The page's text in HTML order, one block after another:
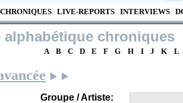
CHRONIQUES LIVE-REPORTS INTERVIEWS
alphabétique chroniques
A B C D E F G H I J K L
Groupe / Artiste: